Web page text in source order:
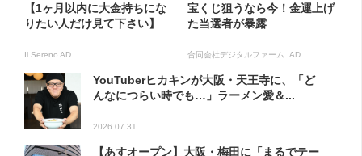
【1ヶ月以内に大金持ちにな
りたい人だけ見て下さい】
Il Sereno AD
宝くじ狙うなら今！金運上げ
た当選者が暴露
合同会社デジタルファーム AD
YouTuberヒカキンが大阪・天王寺に、「ど
んなにつらい時でも…」ラーメン愛＆...
2026.07.31
【あすオープン】大阪・梅田に「まるでテー